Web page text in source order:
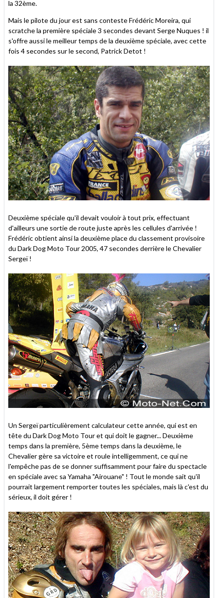
la 32ème.
Mais le pilote du jour est sans conteste Frédéric Moreira, qui
scratche la première spéciale 3 secondes devant Serge Nuques ! il
s'offre aussi le meilleur temps de la deuxième spéciale, avec cette
fois 4 secondes sur le second, Patrick Detot !
Deuxième spéciale qu'il devait vouloir à tout prix, effectuant
d'ailleurs une sortie de route juste après les cellules d'arrivée !
Frédéric obtient ainsi la deuxième place du classement provisoire
du Dark Dog Moto Tour 2005, 47 secondes derrière le Chevalier
Sergeï !
Un Sergeï particulièrement calculateur cette année, qui est en
tête du Dark Dog Moto Tour et qui doit le gagner... Deuxième
temps dans la première, 5ème temps dans la deuxième, le
Chevalier gère sa victoire et roule intelligemment, ce qui ne
l'empêche pas de se donner suffisamment pour faire du spectacle
en spéciale avec sa Yamaha "Airouane" ! Tout le monde sait qu'il
pourrait largement remporter toutes les spéciales, mais là c'est du
sérieux, il doit gérer !